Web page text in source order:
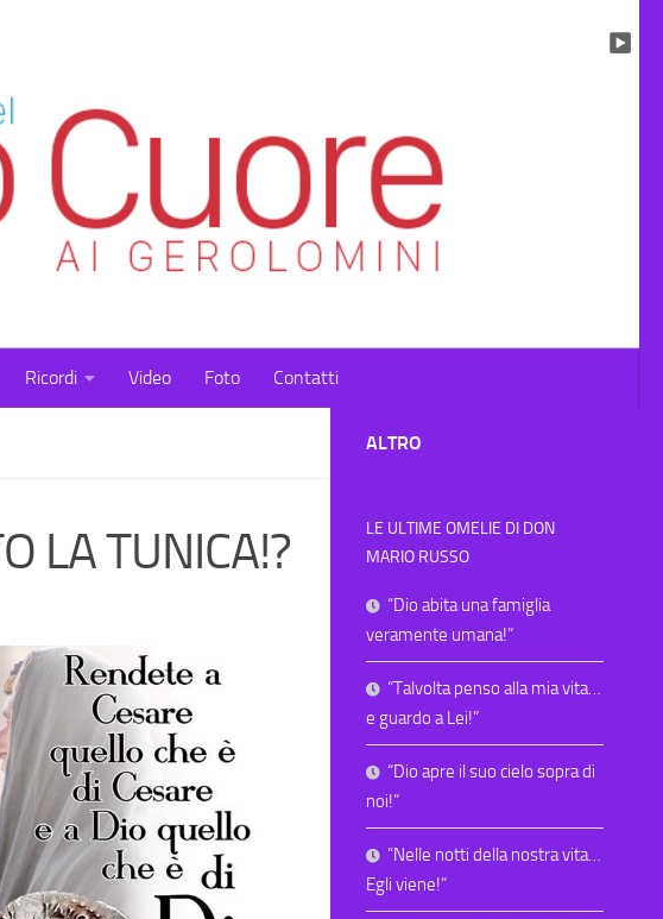
Ricordi Video Foto Contatti
LA TUNICA!?
ALTRO
LE ULTIME OMELIE DI DON
MARIO RUSSO
“Dio abita una famiglia
veramente umana!”
“Talvolta penso alla mia vita…
e guardo a Lei!”
“Dio apre il suo cielo sopra di
noi!”
“Nelle notti della nostra vita…
Egli viene!”